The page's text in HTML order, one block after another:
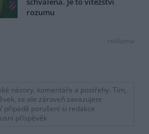
rozumu
reklama
názory, komentáře a postřehy. Tím,
se ale zároveň zavazujete
případě porušení si redakce
příspěvěk